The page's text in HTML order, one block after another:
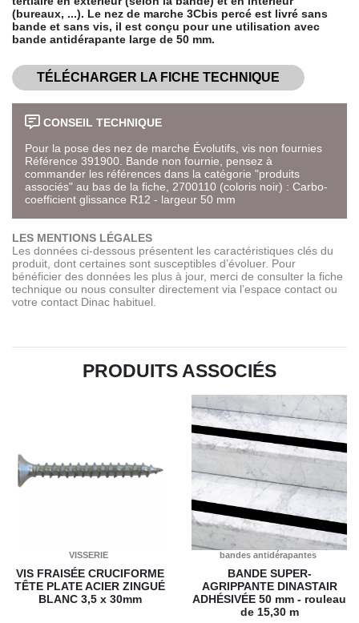
(bureaux, ...). Le nez de marche 3Cbis percé est livré sans
bande et sans vis, il est conçu pour une utilisation avec
bande antidérapante large de 50 mm.
TÉLÉCHARGER LA FICHE TECHNIQUE
CONSEIL TECHNIQUE
Pour la pose des nez de marche Évolutifs, vis non fournies
Référence 391900. Bande non fournie, pensez à
commander les références dans la catégorie "produits
associés" au bas de la fiche, 2700110 (coloris noir) : Carbo-
coefficient glissance R12 - largeur 50 mm
LES MENTIONS LÉGALES
Les données ci-dessous présentent les caractéristiques clés du
produit, dont certaines sont susceptibles d’évoluer. Pour
bénéficier des données les plus à jour, merci de consulter la fiche
technique ou nous consulter directement via l’espace contact ou
votre contact Dinac habituel.
PRODUITS ASSOCIÉS
VISSERIE
VIS FRAISÉE CRUCIFORME
TÊTE PLATE ACIER ZINGUÉ
BLANC3,5 x 30mm
bandes antidérapantes
BANDE SUPER-
AGRIPPANTE DINASTAIR
ADHÉSIVÉE 50 mm - rouleau
de 15,30 m